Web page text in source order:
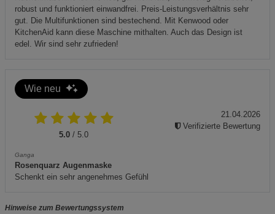
robust und funktioniert einwandfrei. Preis-Leistungsverhältnis sehr
gut. Die Multifunktionen sind bestechend. Mit Kenwood oder
KitchenAid kann diese Maschine mithalten. Auch das Design ist
edel. Wir sind sehr zufrieden!
Wie neu
5.0 / 5.0
Ganga
Rosenquarz Augenmaske
Schenkt ein sehr angenehmes Gefühl
21.04.2026
Verifizierte Bewertung
Hinweise zum Bewertungssystem